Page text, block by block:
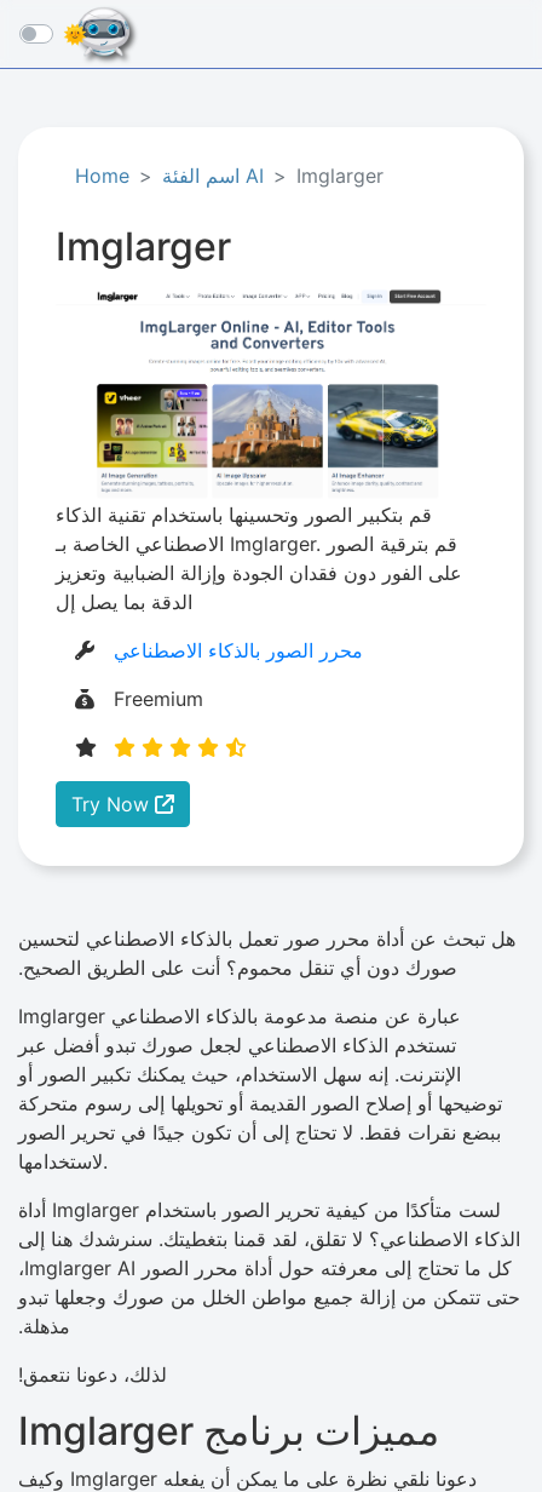
☰
Home اسم الفئة AI Imglarger
Imglarger
قم بتكبير الصور وتحسينها باستخدام تقنية الذكاء
الاصطناعي الخاصة بـ Imglarger. قم بترقية الصور
على الفور دون فقدان الجودة وإزالة الضبابية وتعزيز
الدقة بما يصل إل
محرر الصور بالذكاء الاصطناعي
Freemium
Try Now
هل تبحث عن أداة محرر صور تعمل بالذكاء الاصطناعي لتحسين
صورك دون أي تنقل محموم؟ أنت على الطريق الصحيح.
Imglarger عبارة عن منصة مدعومة بالذكاء الاصطناعي
تستخدم الذكاء الاصطناعي لجعل صورك تبدو أفضل عبر
الإنترنت. إنه سهل الاستخدام، حيث يمكنك تكبير الصور أو
توضيحها أو إصلاح الصور القديمة أو تحويلها إلى رسوم متحركة
ببضع نقرات فقط. لا تحتاج إلى أن تكون جيدًا في تحرير الصور
لاستخدامها.
لست متأكدًا من كيفية تحرير الصور باستخدام Imglarger أداة
الذكاء الاصطناعي؟ لا تقلق، لقد قمنا بتغطيتك. سنرشدك هنا إلى
كل ما تحتاج إلى معرفته حول أداة محرر الصور Imglarger AI،
حتى تتمكن من إزالة جميع مواطن الخلل من صورك وجعلها تبدو
مذهلة.
لذلك، دعونا نتعمق!
مميزات برنامج Imglarger
دعونا نلقي نظرة على ما يمكن أن يفعله Imglarger وكيف